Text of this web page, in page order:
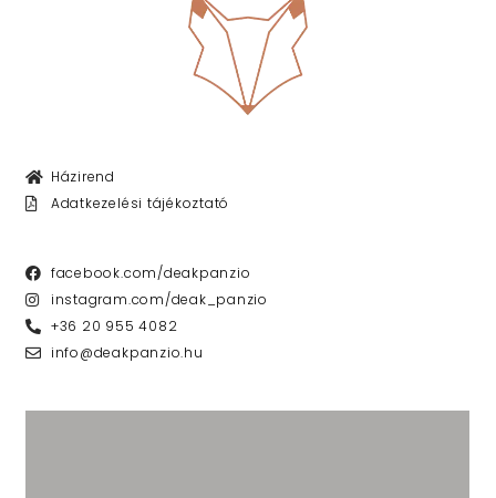
Házirend
Adatkezelési tájékoztató
facebook.com/deakpanzio
instagram.com/deak_panzio
+36 20 955 4082
info@deakpanzio.hu